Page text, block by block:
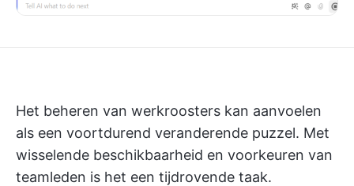
Het beheren van werkroosters kan aanvoelen
als een voortdurend veranderende puzzel. Met
wisselende beschikbaarheid en voorkeuren van
teamleden is het een tijdrovende taak.